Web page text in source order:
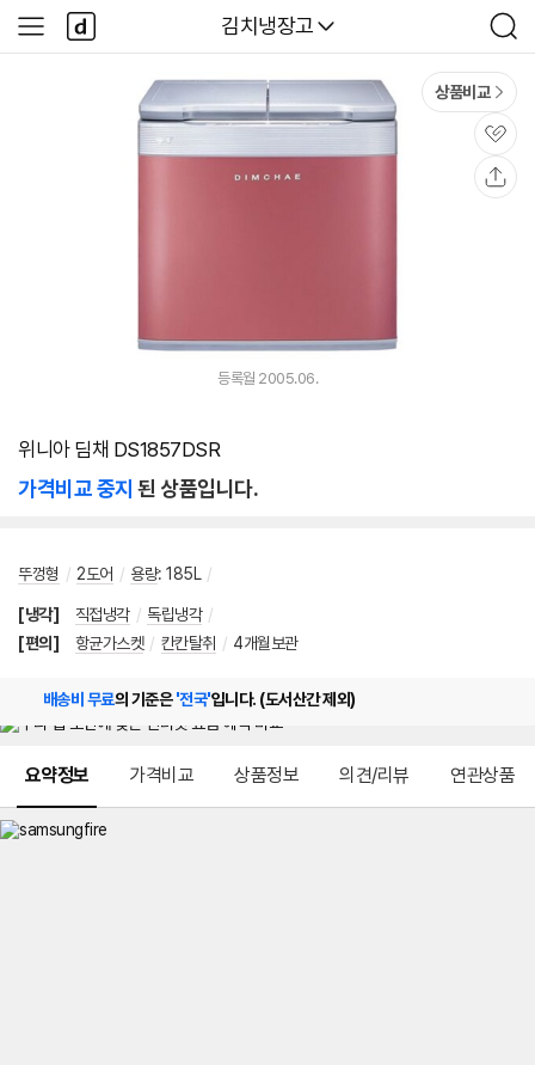
다나와
김치냉장고
검
색
사
이
다
나
와
상품비교
관
심
등록월 2005.06.
위니아 딤채 DS1857DSR
가격비교 중지 된 상품입니다.
뚜껑형 / 2도어 / 용량: 185L /
[냉각] 직접냉각 / 독립냉각 /
[편의]
항균가스켓 / 칸칸탈취 / 4개월보관
배송비 무료의 기준은'전국'입니다. (도서산간 제외)
요약정보 가격비교 상품정보 의견/리뷰 연관상품